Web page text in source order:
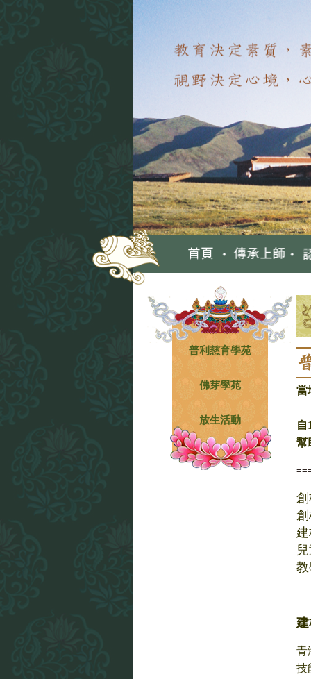
普利慈育學苑
佛芽學苑
放生活動
當
自
幫
青
技